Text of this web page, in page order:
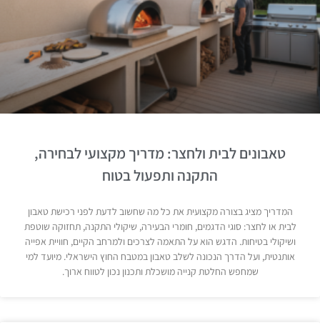
טאבונים לבית ולחצר: מדריך מקצועי לבחירה,
התקנה ותפעול בטוח
המדריך מציג בצורה מקצועית את כל מה שחשוב לדעת לפני רכישת טאבון
לבית או לחצר: סוגי הדגמים, חומרי הבעירה, שיקולי התקנה, תחזוקה שוטפת
ושיקולי בטיחות. הדגש הוא על התאמה לצרכים ולמרחב הקיים, חוויית אפייה
אותנטית, ועל הדרך הנכונה לשלב טאבון במטבח החוץ הישראלי. מיועד למי
שמחפש החלטת קנייה מושכלת ותכנון נכון לטווח ארוך.